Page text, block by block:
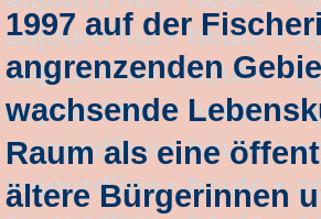
1997 auf der
angrenzenden
wachsende
Raum als eine
ältere Bürgerinnen